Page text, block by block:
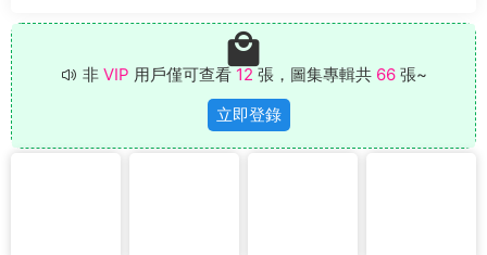
非 VIP 用戶僅可查看 12 張，圖集專輯共 66張~
立即登錄